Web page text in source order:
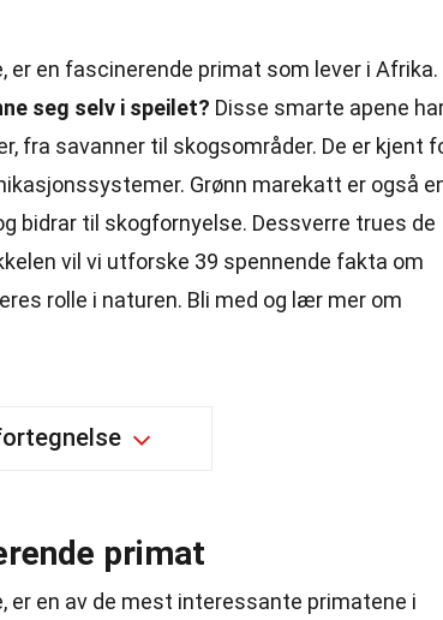
en fascinerende primat som lever i Afrika.
seg selv i speilet? Disse smarte apene
fra savanner til skogsområder. De er kjent
Grønn marekatt er også
bidrar til skogfornyelse. Dessverre trues de
vil vi utforske 39 spennende fakta om
rolle i naturen. Bli med og lær mer om
primat
er en av de mest interessante primatene i